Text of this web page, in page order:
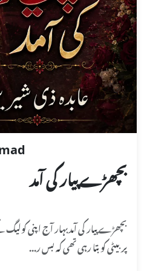
بچھڑے پیار کی آمد
بچھڑے پیار کی آمدبہار آج اپنی
پر بیٹی کو بتا رہی تھی کہ بس ر...